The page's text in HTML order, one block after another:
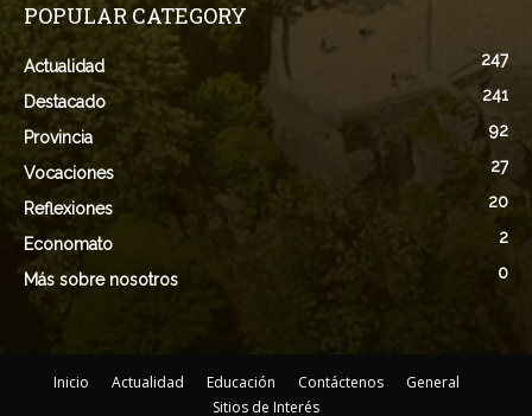
POPULAR CATEGORY
Actualidad 247
Destacado 241
Provincia 92
Vocaciones 27
Reflexiones 20
Economato 2
Más sobre nosotros 0
Inicio Actualidad Educación Contáctenos
General
Sitios de Interés